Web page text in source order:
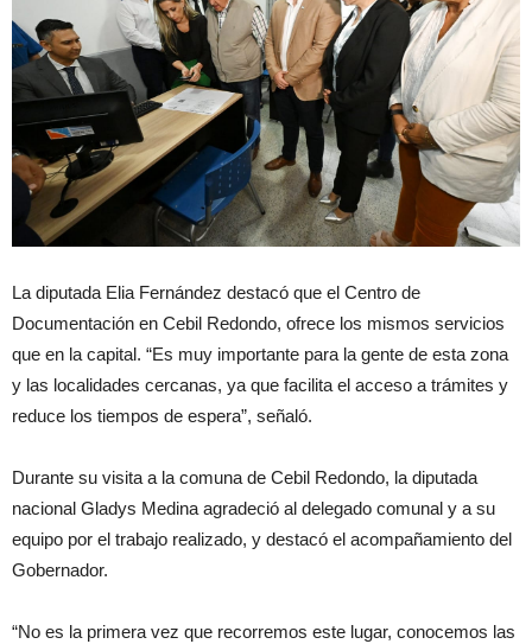
La diputada Elia Fernández destacó que el Centro de
Documentación en Cebil Redondo, ofrece los mismos servicios
que en la capital. “Es muy importante para la gente de esta zona
y las localidades cercanas, ya que facilita el acceso a trámites y
reduce los tiempos de espera”, señaló.
Durante su visita a la comuna de Cebil Redondo, la diputada
nacional Gladys Medina agradeció al delegado comunal y a su
equipo por el trabajo realizado, y destacó el acompañamiento del
Gobernador.
“No es la primera vez que recorremos este lugar, conocemos las